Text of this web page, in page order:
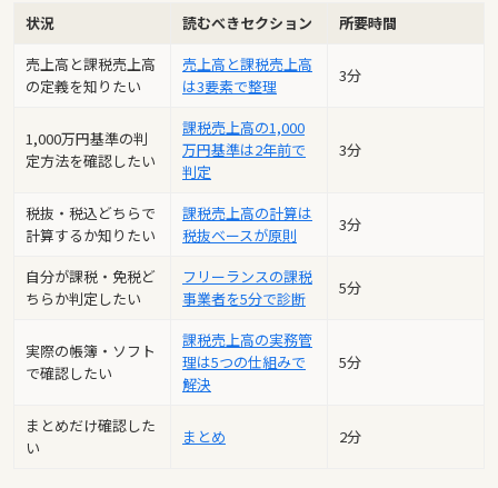
状況 読むべきセクション
所要時間
売上高と課税売上高
の定義を知りたい
売上高と課税売上高
は3要素で整理
3分
1,000万円基準の判
定方法を確認したい
課税売上高の1,000
万円基準は2年前で
判定
3分
税抜・税込どちらで
計算するか知りたい
課税売上高の計算は
税抜ベースが原則
3分
自分が課税・免税ど
ちらか判定したい
フリーランスの課税
事業者を5分で診断
5分
実際の帳簿・ソフト
で確認したい
課税売上高の実務管
理は5つの仕組みで
解決
5分
まとめだけ確認した
い
まとめ 2分